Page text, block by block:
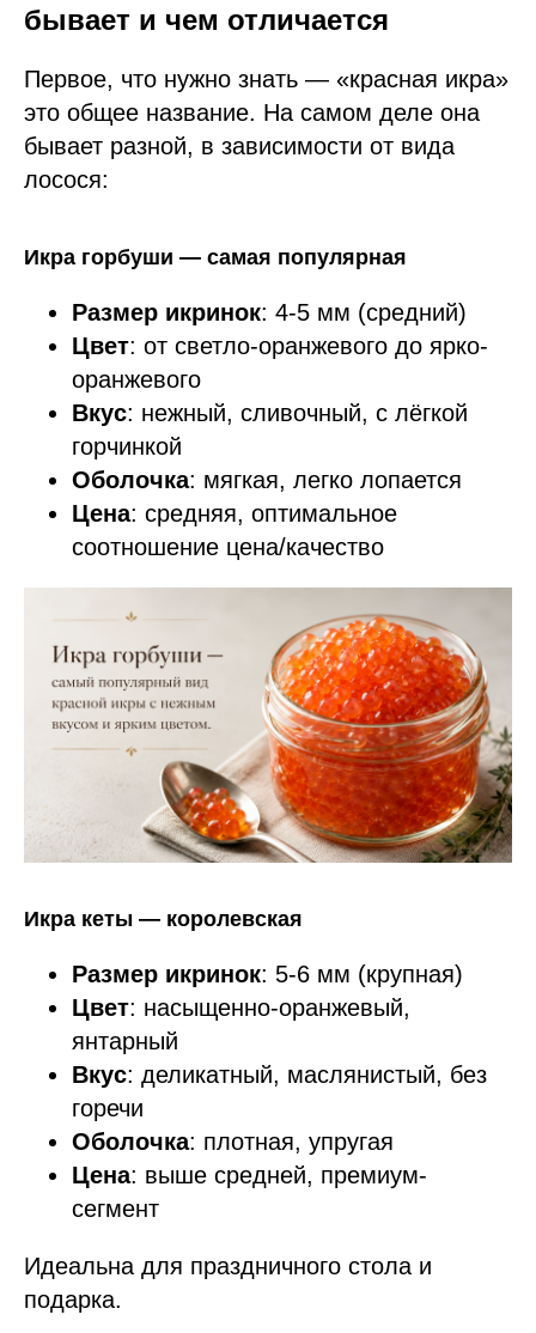
бывает и чем отличается
Первое, что нужно знать — «красная икра»
это общее название. На самом деле она
бывает разной, в зависимости от вида
лосося:
Икра горбуши — самая популярная
Размер икринок: 4-5 мм (средний)
Цвет: от светло-оранжевого до ярко-
оранжевого
Вкус: нежный, сливочный, с лёгкой
горчинкой
Оболочка: мягкая, легко лопается
Цена: средняя, оптимальное
соотношение цена/качество
Икра кеты — королевская
Размер икринок: 5-6 мм (крупная)
Цвет: насыщенно-оранжевый,
янтарный
Вкус: деликатный, маслянистый, без
горечи
Оболочка: плотная, упругая
Цена: выше средней, премиум-
сегмент
Идеальна для праздничного стола и
подарка.